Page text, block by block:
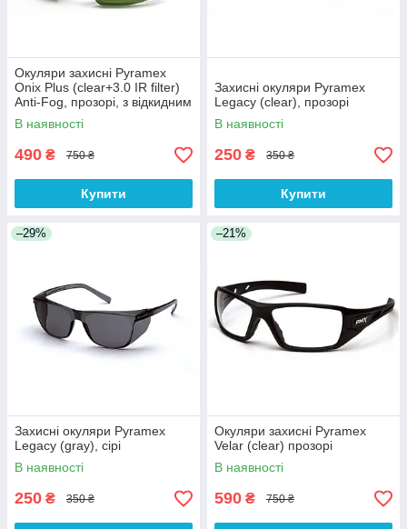
Окуляри захисні Pyramex
Onix Plus (clear+3.0 IR filter)
Anti-Fog, прозорі, з відкидним
фільтром від ІнфраЧерв
випромін
В наявності
490 ₴ 750 ₴
Купити
Захисні окуляри Pyramex
Legacy (clear), прозорі
В наявності
250 ₴ 350 ₴
Купити
–29%
Захисні окуляри Pyramex
Legacy (gray), сірі
В наявності
250 ₴ 350 ₴
–21%
Окуляри захисні Pyramex
Velar (clear) прозорі
В наявності
590 ₴ 750 ₴